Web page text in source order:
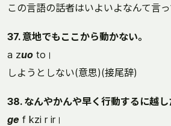
この言語の話者はいよいよなんて言っ
37. 意地でもここから動かない。
a zuo to।
しようとしない(意思)(接尾辞)
38. なんやかんや早く行動するに越し
ge f kzi r ir।